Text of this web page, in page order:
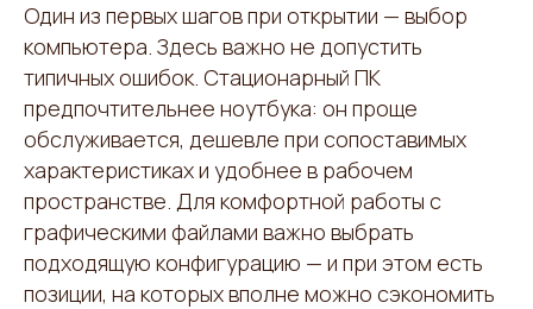
Один из первых шагов при открытии — выбор
компьютера. Здесь важно не допустить
типичных ошибок. Стационарный ПК
предпочтительнее ноутбука: он проще
обслуживается, дешевле при сопоставимых
характеристиках и удобнее в рабочем
пространстве. Для комфортной работы с
графическими файлами важно выбрать
подходящую конфигурацию — и при этом есть
позиции, на которых вполне можно сэкономить